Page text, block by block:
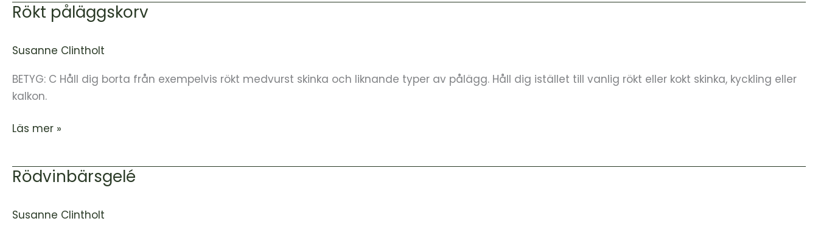
Rökt påläggskorv
Susanne Clintholt
BETYG: C Håll dig borta från exempelvis rökt medvurst skinka och liknande typer av pålägg. Håll dig istället till vanlig rökt eller kokt skinka, kyckling eller
kalkon.
Rökt
Läs mer »
Rödvinbärsgelé
Susanne Clintholt
Rödvinbärsgelé